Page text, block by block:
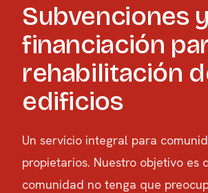
Subvenciones y
financiación
rehabilitación
edificios
Un servicio integral para
propietarios. Nuestro objetivo es
comunidad no tenga que